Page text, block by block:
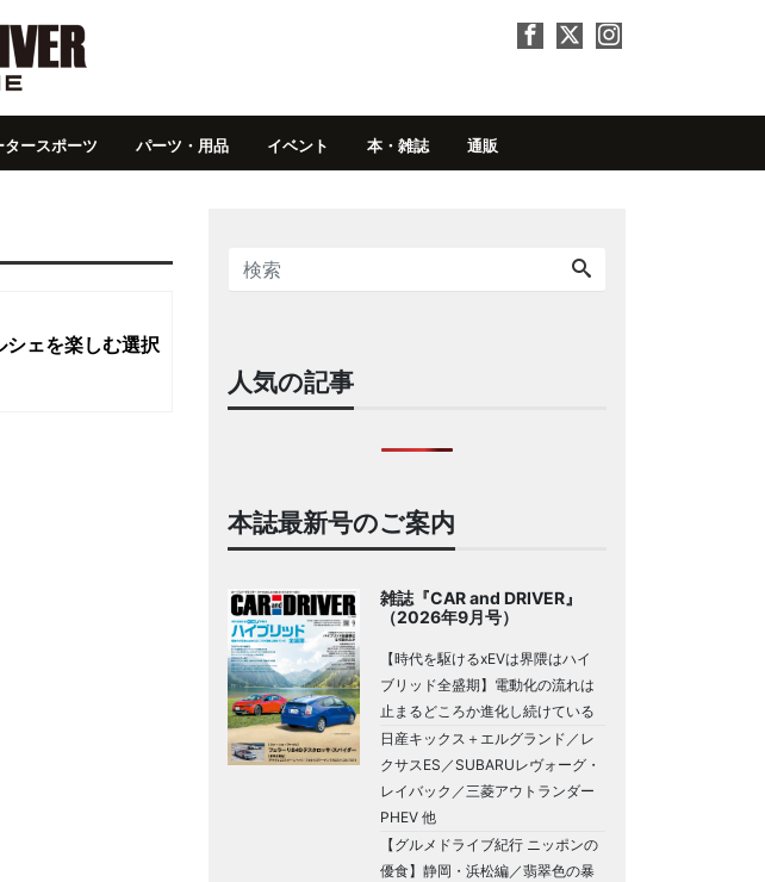
タースポーツ パーツ・用品 イベント 本・雑誌 通販
シェを楽しむ選択
人気の記事
本誌最新号のご案内
雑誌『CAR and DRIVER』
（2026年9月号）
【時代を駆けるxEVは界隈はハイ
ブリッド全盛期】電動化の流れは
止まるどころか進化し続けている
日産キックス＋エルグランド／レ
クサスES／SUBARUレヴォーグ・
レイバック／三菱アウトランダー
PHEV 他
【グルメドライブ紀行 ニッポンの
優食】静岡・浜松編／翡翠色の暴